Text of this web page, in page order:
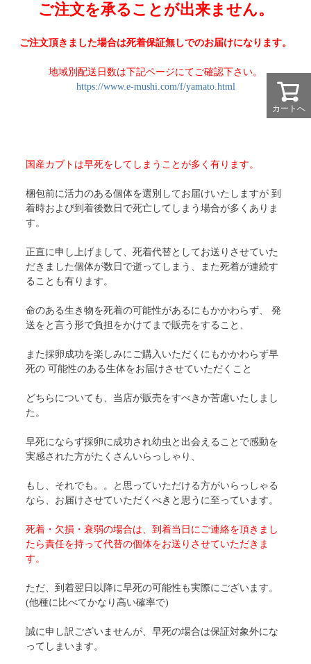
ご注文を承ることが出来ません。
ご注文頂きました場合は死着保証無しでのお届けになります。
地域別配送日数は下記ページにてご確認下さい。
https://www.e-mushi.com/f/yamato.html
国産カブトは早死をしてしまうことが多く有ります。
梱包前に活力のある個体を選別してお届けいたしますが 到
着時および到着後数日で死亡してしまう場合が多くありま
す。
正直に申し上げまして、死着代替としてお送りさせていた
だきました個体が数日で逝ってしまう、また死着が連続す
ることも有ります。
命のある生き物を死着の可能性があるにもかかわらず、 発
送をと言う形で負担をかけてまで販売をすること、
また採卵成功を楽しみにご購入いただくにもかかわらず早
死の 可能性のある生体をお届けさせていただくこと
どちらについても、当店が販売をすべきか苦慮いたしまし
た。
早死にならず採卵に成功され幼虫と出会えることで感動を
実感された方がたくさんいらっしゃり、
もし、それでも。。と思っていただける方がいらっしゃる
なら、お届けさせていただくべきと思うに至っています。
死着・欠損・衰弱の場合は、到着当日にご連絡を頂きまし
たら責任を持って代替の個体をお送りさせていただきま
す。
ただ、到着翌日以降に早死の可能性も実際にございます。
(他種に比べてかなり高い確率で)
誠に申し訳ございませんが、早死の場合は保証対象外にな
ってしまいます。
カートへ